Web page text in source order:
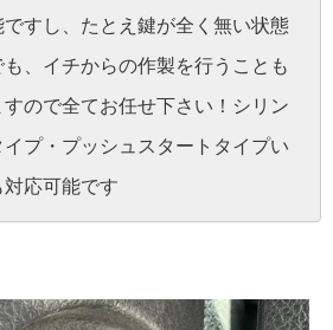
ですし、たとえ鍵が全く無い状態
も、イチからの作製を行うことも
すので全てお任せ下さい！シリン
イプ・プッシュスタートタイプい
対応可能です